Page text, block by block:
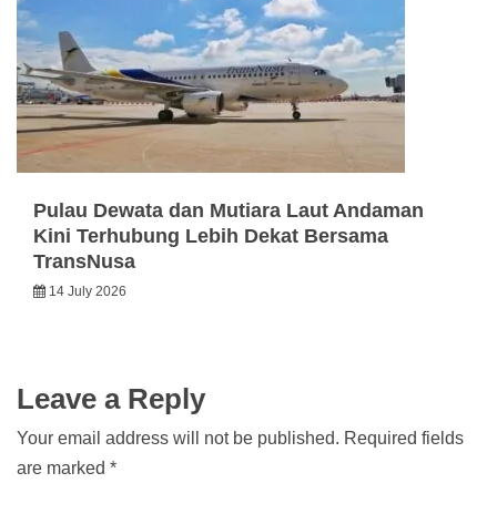
Pulau Dewata dan Mutiara Laut Andaman
Kini Terhubung Lebih Dekat Bersama
TransNusa
14 July 2026
Leave a Reply
Your email address will not be published. Required fields
are marked *